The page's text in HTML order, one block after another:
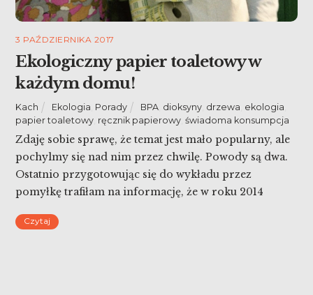
3 PAŹDZIERNIKA 2017
Ekologiczny papier toaletowy w
każdym domu!
Kach Ekologia Porady BPA dioksyny drzewa ekologia
papier toaletowy ręcznik papierowy ,świadoma konsumpcja
Zdaję sobie sprawę, że temat jest mało popularny, ale
pochylmy się nad nim przez chwilę. Powody są dwa.
Ostatnio przygotowując się do wykładu przez
pomyłkę trafiłam na informację, że w roku 2014
Australii i Meksyku za kwotę 171,5 mln pln. Z danych
Czytaj